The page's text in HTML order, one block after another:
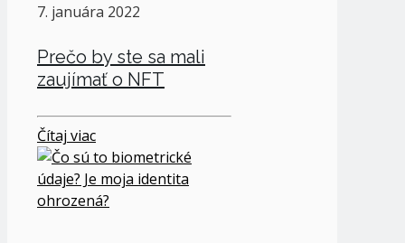
7. januára 2022
Prečo by ste sa mali
zaujímať o NFT
Čítaj viac